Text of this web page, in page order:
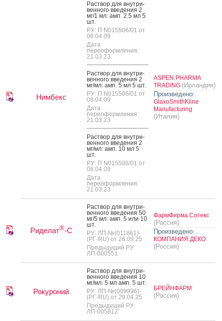
Нимбекс
Рас­твор для внут­ри­
вен­но­го вве­дения 2
мг/1 мл: амп. 2.5 мл 5
шт.
РУ: П N015506/01 от
08.04.09
Дата
переоформления:
21.03.23
Рас­твор для внут­ри­
вен­но­го вве­дения 2
мг/мл: амп. 5 мл 5 шт.
РУ: П N015506/01 от
08.04.09
Дата
переоформления:
21.03.23
Рас­твор для внут­ри­
вен­но­го вве­дения 2
мг/мл: амп. 10 мл 5
шт.
РУ: П N015506/01 от
08.04.09
Дата
переоформления:
21.03.23
ASPEN PHARMA
TRADING (Ирландия)
Произведено:
GlaxoSmithKline
Manufacturing
(Италия)
Риделат®-С
Рас­твор для внут­ри­
вен­но­го вве­дения 50
мг/5 мл: амп. 5 или 10
шт.
РУ: ЛП-№(011861)-
(РГ-RU) от 26.09.25
Предыдущий РУ:
ЛП-000551
ФармФирма Сотекс
(Россия)
Произведено:
КОМПАНИЯ ДЕКО
(Россия)
Рокуроний
Рас­твор для внут­ри­
вен­но­го вве­дения 10
мг/мл: 5 мл амп. 5 шт.
РУ: ЛП-№(009996)-
(РГ-RU) от 29.04.25
Предыдущий РУ:
ЛП-005812
БРЕЙНФАРМ
(Россия)